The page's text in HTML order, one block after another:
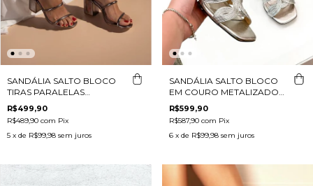
SANDÁLIA SALTO BLOCO
TIRAS PARALELAS
ROLOTÊ CHUMBO
R$499,90
R$489,90 com Pix
5 x de R$99,98 sem juros
SANDÁLIA SALTO BLOCO
EM COURO METALIZADO
PRATA
R$599,90
R$587,90 com Pix
6 x de R$99,98 sem juros